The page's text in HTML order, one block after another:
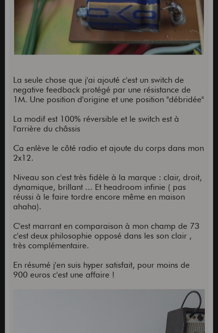
La seule chose que j'ai ajouté c'est un switch de
negative feedback protégé par une résistance de
1M. Une position d'origine et une position "débridée"
La modif est 100% réversible et le switch est à
l'arrière du châssis
Ca enlève le côté radio et ajoute du corps dans mon
2x12.
Niveau son c'est très fidèle à la marque : clair, droit,
dynamique, brillant ... Et headroom infinie ( pas
réussi à le faire tordre encore même en maison
ahaha).
C'est marrant en comparaison à mon champ de 73
c'est deux philosophie opposé dans les son clair ,
très complémentaire.
En résumé j'en suis hyper satisfait, pour moins de
900 euros c'est une affaire !